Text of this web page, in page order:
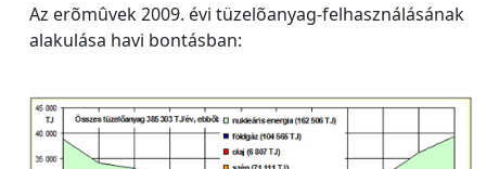
Az erõmûvek 2009. évi tüzelõanyag-felhasználásának
alakulása havi bontásban: